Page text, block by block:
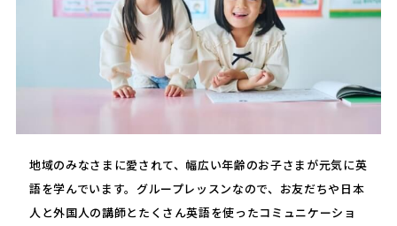
地域のみなさまに愛されて、幅広い年齢のお子さまが元気に英
語を学んでいます。グループレッスンなので、お友だちや日本
人と外国人の講師とたくさん英語を使ったコミュニケーショ